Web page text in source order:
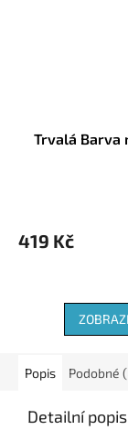
Trvalá Barva
419 Kč
Popis Podobné
Detailní